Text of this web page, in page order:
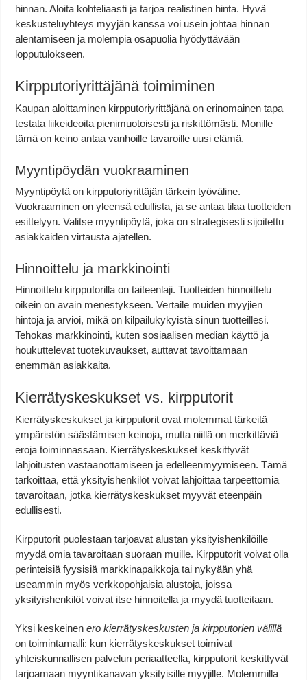
hinnan. Aloita kohteliaasti ja tarjoa realistinen hinta. Hyvä
keskusteluyhteys myyjän kanssa voi usein johtaa hinnan
alentamiseen ja molempia osapuolia hyödyttävään
lopputulokseen.
Kirpputoriyrittäjänä toimiminen
Kaupan aloittaminen kirpputoriyrittäjänä on erinomainen tapa
testata liikeideoita pienimuotoisesti ja riskittömästi. Monille
tämä on keino antaa vanhoille tavaroille uusi elämä.
Myyntipöydän vuokraaminen
Myyntipöytä on kirpputoriyrittäjän tärkein työväline.
Vuokraaminen on yleensä edullista, ja se antaa tilaa tuotteiden
esittelyyn. Valitse myyntipöytä, joka on strategisesti sijoitettu
asiakkaiden virtausta ajatellen.
Hinnoittelu ja markkinointi
Hinnoittelu kirpputorilla on taiteenlaji. Tuotteiden hinnoittelu
oikein on avain menestykseen. Vertaile muiden myyjien
hintoja ja arvioi, mikä on kilpailukykyistä sinun tuotteillesi.
Tehokas markkinointi, kuten sosiaalisen median käyttö ja
houkuttelevat tuotekuvaukset, auttavat tavoittamaan
enemmän asiakkaita.
Kierrätyskeskukset vs. kirpputorit
Kierrätyskeskukset ja kirpputorit ovat molemmat tärkeitä
ympäristön säästämisen keinoja, mutta niillä on merkittäviä
eroja toiminnassaan. Kierrätyskeskukset keskittyvät
lahjoitusten vastaanottamiseen ja edelleenmyymiseen. Tämä
tarkoittaa, että yksityishenkilöt voivat lahjoittaa tarpeettomia
tavaroitaan, jotka kierrätyskeskukset myyvät eteenpäin
edullisesti.
Kirpputorit puolestaan tarjoavat alustan yksityishenkilöille
myydä omia tavaroitaan suoraan muille. Kirpputorit voivat olla
perinteisiä fyysisiä markkinapaikkoja tai nykyään yhä
useammin myös verkkopohjaisia alustoja, joissa
yksityishenkilöt voivat itse hinnoitella ja myydä tuotteitaan.
Yksi keskeinenero kierrätyskeskusten ja kirpputorien välillä
on toimintamalli: kun kierrätyskeskukset toimivat
yhteiskunnallisen palvelun periaatteella, kirpputorit keskittyvät
tarjoamaan myyntikanavan yksityisille myyjille. Molemmilla